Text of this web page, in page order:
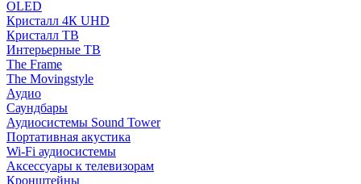
OLED
Кристалл 4К UHD
Кристалл ТВ
Интерьерные ТВ
The Frame
The Movingstyle
Аудио
Саундбары
Аудиосистемы Sound Tower
Портативная акустика
Wi-Fi аудиосистемы
Аксессуары к телевизорам
Кронштейны